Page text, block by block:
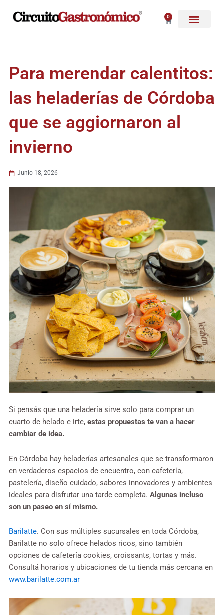
0
Carrito
Para merendar calentitos:
las heladerías de Córdoba
que se aggiornaron al
invierno
Junio 18, 2026
Si pensás que una heladería sirve solo para comprar un
cuarto de helado e irte, estas propuestas te van a hacer
cambiar de idea.
En Córdoba hay heladerías artesanales que se transformaron
en verdaderos espacios de encuentro, con cafetería,
pastelería, diseño cuidado, sabores innovadores y ambientes
ideales para disfrutar una tarde completa. Algunas incluso
son un paseo en sí mismo.
Barilatte. Con sus múltiples sucursales en toda Córdoba,
Barilatte no solo ofrece helados ricos, sino también
opciones de cafetería cookies, croissants, tortas y más.
Consultá horarios y ubicaciones de tu tienda más cercana en
www.barilatte.com.ar